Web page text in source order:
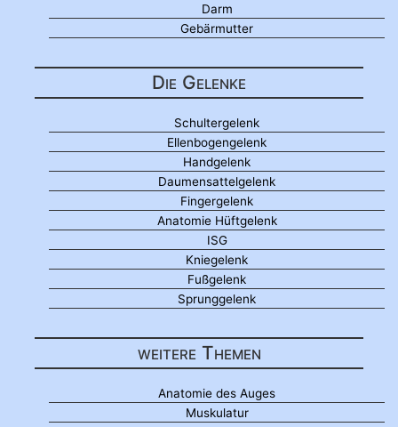
Darm
Gebärmutter
Die Gelenke
Schultergelenk
Ellenbogengelenk
Handgelenk
Daumensattelgelenk
Fingergelenk
Anatomie Hüftgelenk
ISG
Kniegelenk
Fußgelenk
Sprunggelenk
weitere Themen
Anatomie des Auges
Muskulatur